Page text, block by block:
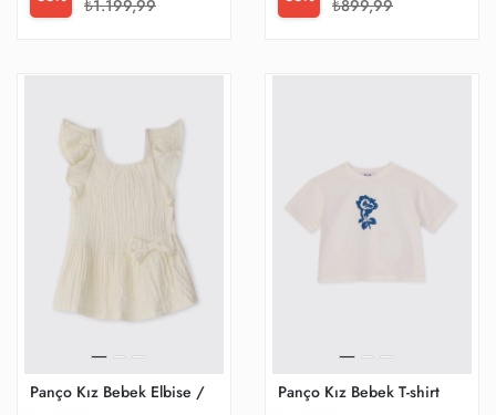
₺1.199,99 ₺899,99
Panço Kız Bebek Elbise / Tulum Panço Kız Bebek T-shirt